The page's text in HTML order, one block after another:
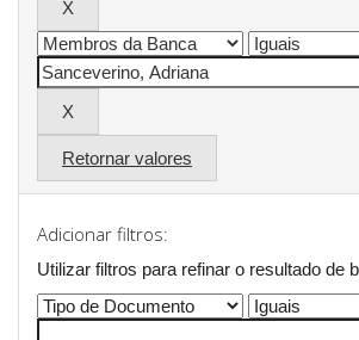
Retornar valores
Adicionar filtros:
Utilizar filtros para refinar o resultado de